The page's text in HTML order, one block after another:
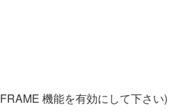
機能を有効にして下さい)